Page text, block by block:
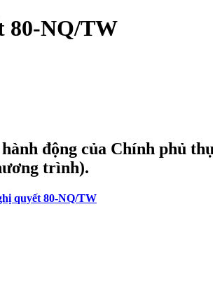
80-NQ/TW
động của Chính phủ
trình).
quyết 80-NQ/TW